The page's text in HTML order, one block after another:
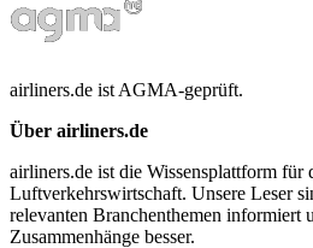
airliners.de ist AGMA-geprüft.
Über airliners.de
airliners.de ist die Wissensplattform für
Luftverkehrswirtschaft. Unsere Leser
relevanten Branchenthemen informiert
Zusammenhänge besser.